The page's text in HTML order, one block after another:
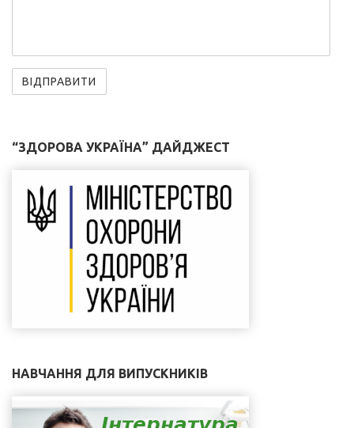
“ЗДОРОВА УКРАЇНА” ДАЙДЖЕСТ
НАВЧАННЯ ДЛЯ ВИПУСКНИКІВ